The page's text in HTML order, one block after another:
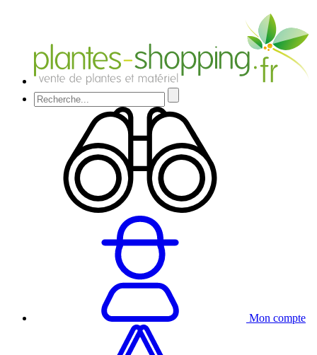
Mon compte